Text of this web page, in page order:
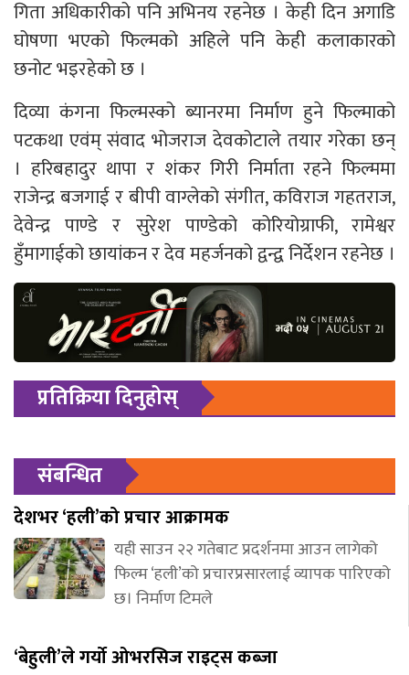
गिता अधिकारीको पनि अभिनय रहनेछ । केही दिन अगाडि
घोषणा भएको फिल्मको अहिले पनि केही कलाकारको
छनोट भइरहेको छ ।
दिव्या कंगना फिल्मस्को ब्यानरमा निर्माण हुने फिल्माको
पटकथा एवंम् संवाद भोजराज देवकोटाले तयार गरेका छन्
। हरिबहादुर थापा र शंकर गिरी निर्माता रहने फिल्ममा
राजेन्द्र बजगाई र बीपी वाग्लेको संगीत, कविराज गहतराज,
देवेन्द्र पाण्डे र सुरेश पाण्डेको कोरियोग्राफी, रामेश्वर
हुँमागाईको छायांकन र देव महर्जनको द्वन्द्व निर्देशन रहनेछ ।
प्रतिक्रिया दिनुहोस्
संबन्धित
देशभर ‘हली’को प्रचार आक्रामक
यही साउन २२ गतेबाट प्रदर्शनमा आउन लागेको
फिल्म ‘हली’को प्रचारप्रसारलाई व्यापक पारिएको
छ। निर्माण टिमले
‘बेहुली’ले गर्यो ओभरसिज राइट्स कब्जा